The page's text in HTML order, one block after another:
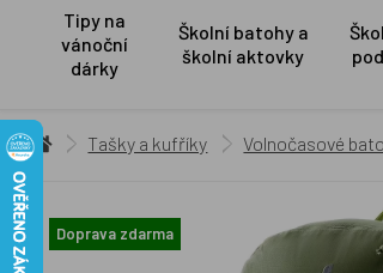
Tipy na
vánoční
dárky
Školní batohy a
školní aktovky
Tašky a kufříky Volnočasové
Doprava zdarma